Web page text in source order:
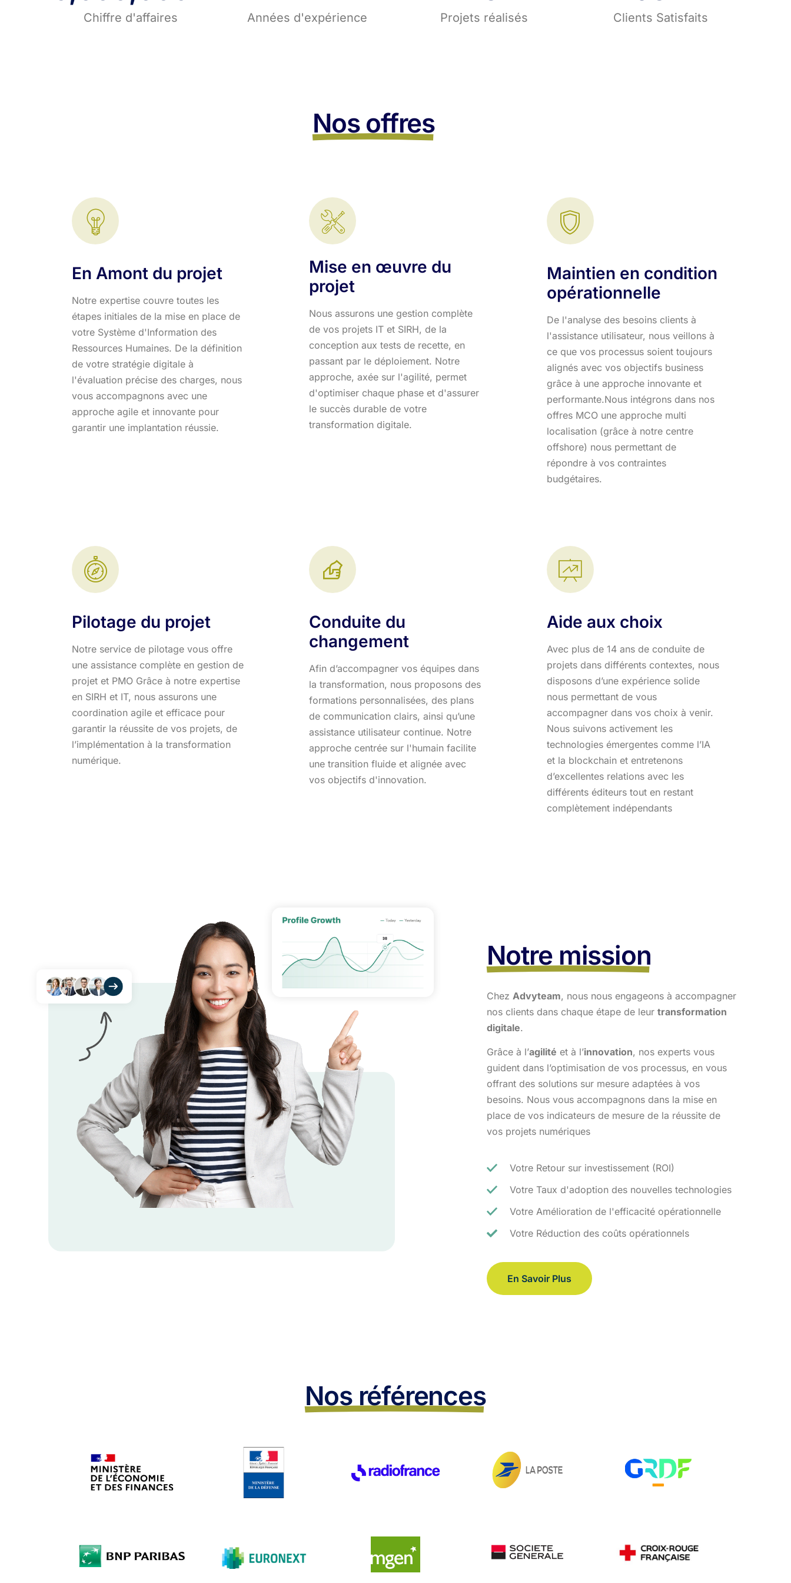
Chiffre d'affaires Années d'expérience Projets réalisés Clients Satisfaits
Nos offres
En Amont du projet
Notre expertise couvre toutes les
étapes initiales de la mise en place de
votre Système d'Information des
Ressources Humaines. De la définition
de votre stratégie digitale à
l'évaluation précise des charges, nous
vous accompagnons avec une
approche agile et innovante pour
garantir une implantation réussie.
Mise en œuvre du
projet
Nous assurons une gestion complète
de vos projets IT et SIRH, de la
conception aux tests de recette, en
passant par le déploiement. Notre
approche, axée sur l'agilité, permet
d'optimiser chaque phase et d'assurer
le succès durable de votre
transformation digitale.
Maintien en condition
opérationnelle
De l'analyse des besoins clients à
l'assistance utilisateur, nous veillons à
ce que vos processus soient toujours
alignés avec vos objectifs business
grâce à une approche innovante et
performante.​ Nous intégrons dans nos
offres MCO une approche multi
localisation (grâce à notre centre
offshore) nous permettant de
répondre à vos contraintes
budgétaires.
Pilotage du projet
Notre service de pilotage vous offre
une assistance complète en gestion de
projet et PMO Grâce à notre expertise
en SIRH et IT, nous assurons une
coordination agile et efficace pour
garantir la réussite de vos projets, de
l’implémentation à la transformation
numérique.
Conduite du
changement
Afin d’accompagner vos équipes dans
la transformation, nous proposons des
formations personnalisées, des plans
de communication clairs, ainsi qu’une
assistance utilisateur continue. Notre
approche centrée sur l'humain facilite
une transition fluide et alignée avec
vos objectifs d'innovation.​
Aide aux choix
Avec plus de 14 ans de conduite de
projets dans différents contextes, nous
disposons d’une expérience solide
nous permettant de vous
accompagner dans vos choix à venir.
Nous suivons activement les
technologies émergentes comme l’IA
et la blockchain et entretenons
d’excellentes relations avec les
différents éditeurs tout en restant
complètement indépendants
Notre mission
Chez Advyteam, nous nous engageons à accompagner
nos clients dans chaque étape de leur transformation
digitale.
Grâce à l’agilité et à l’innovation, nos experts vous
guident dans l’optimisation de vos processus, en vous
offrant des solutions sur mesure adaptées à vos
besoins. Nous vous accompagnons dans la mise en
place de vos indicateurs de mesure de la réussite de
vos projets numériques
Votre Retour sur investissement (ROI)
Votre Taux d'adoption des nouvelles technologies
Votre Amélioration de l'efficacité opérationnelle
Votre Réduction des coûts opérationnels
En Savoir Plus
Nos références